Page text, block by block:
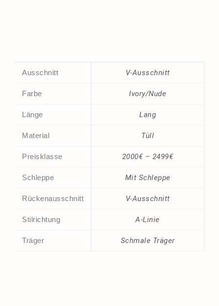
Ausschnitt V-Ausschnitt
Farbe Ivory/Nude
Länge Lang
Material Tüll
Preisklasse 2000€ – 2499€
Schleppe Mit Schleppe
Rückenausschnitt V-Ausschnitt
Stilrichtung A-Linie
Träger Schmale Träger